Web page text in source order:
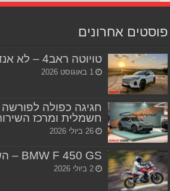
אחרונים
טויוטה ראב4 – לא אנדרדוג
1 באוגוסט 2026
חגיגה כפולה לפורשה
חשמלית ומרכז
26 ביולי 2026
BMW F 450 GS – השקה בישראל
2 ביולי 2026